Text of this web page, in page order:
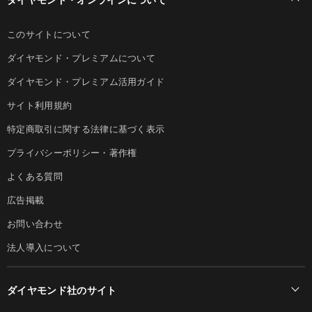
このサイトについて
ダイヤモンド・プレミアムについて
ダイヤモンド・プレミアム活用ガイド
サイト利用規約
特定商取引に関する法律に基づく表示
プライバシーポリシー・著作権
よくある質問
広告掲載
お問い合わせ
法人導入について
ダイヤモンド社のサイト